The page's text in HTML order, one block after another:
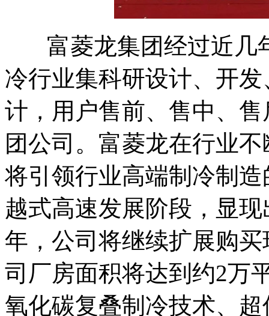
富菱龙集团经过近几
冷行业集科研设计、开
计，用户售前、售中、
团公司。富菱龙在行业
将引领行业高端制冷制
越式高速发展阶段，显
年，公司将继续扩展购
司厂房面积将达到约2万
氧化碳复叠制冷技术、